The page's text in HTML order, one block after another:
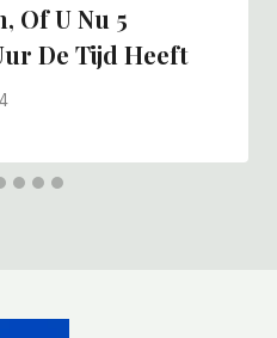
Of U Nu 5
De Tijd Heeft